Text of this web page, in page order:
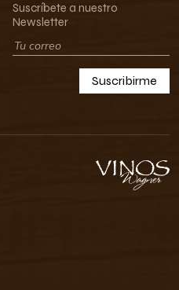
Suscríbete a nuestro
Newsletter
Suscribirme